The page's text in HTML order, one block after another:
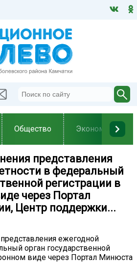
Общество Экономика
представления
в федеральный
регистрации в
через Портал
Центр поддержки...
ежегодной
орган государственной
виде через Портал Минюста